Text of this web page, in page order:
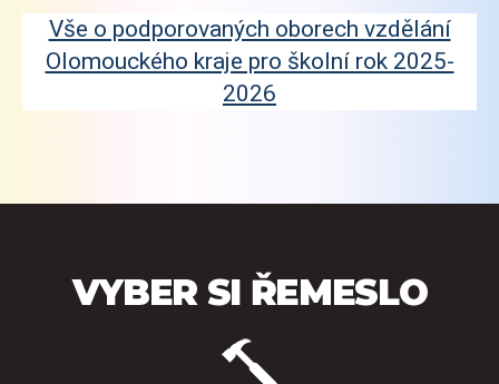
Vše o podporovaných oborech vzdělání
Olomouckého kraje pro školní rok 2025-
2026
VYBER SI ŘEMESLO